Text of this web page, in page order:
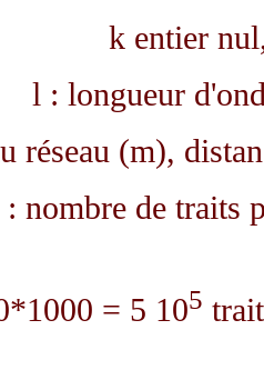
k entier
l : longueur
réseau (m),
nombre de traits
= 5 105